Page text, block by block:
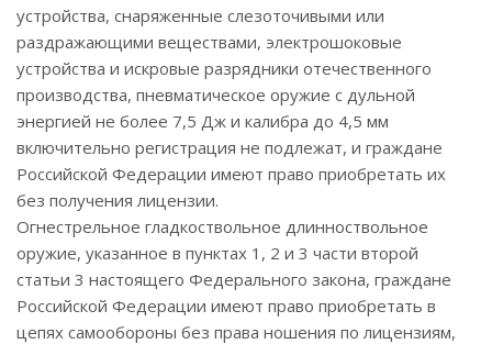
устройства, снаряженные слезоточивыми или
раздражающими веществами, электрошоковые
устройства и искровые разрядники отечественного
производства, пневматическое оружие с дульной
энергией не более 7,5 Дж и калибра до 4,5 мм
включительно регистрация не подлежат, и граждане
Российской Федерации имеют право приобретать их
без получения лицензии.
Огнестрельное гладкоствольное длинноствольное
оружие, указанное в пунктах 1, 2 и 3 части второй
статьи 3 настоящего Федерального закона, граждане
Российской Федерации имеют право приобретать в
цепях самообороны без права ношения по лицензиям,